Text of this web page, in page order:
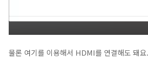
물론 여기를 이용해서 HDMI를 연결해도 돼요.